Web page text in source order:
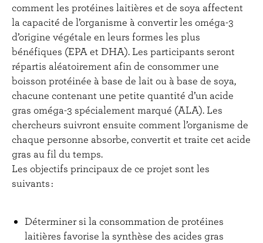
comment les protéines laitières et de soya affectent
la capacité de l’organisme à convertir les oméga-3
d’origine végétale en leurs formes les plus
bénéfiques (EPA et DHA). Les participants seront
répartis aléatoirement afin de consommer une
boisson protéinée à base de lait ou à base de soya,
chacune contenant une petite quantité d’un acide
gras oméga-3 spécialement marqué (ALA). Les
chercheurs suivront ensuite comment l’organisme de
chaque personne absorbe, convertit et traite cet acide
gras au fil du temps.
Les objectifs principaux de ce projet sont les
suivants :
Déterminer si la consommation de protéines
laitières favorise la synthèse des acides gras